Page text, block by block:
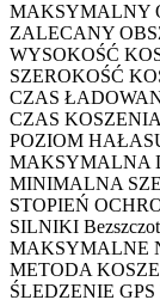
MAKSYMALNY
ZALECANY
WYSOKOŚĆ
SZEROKOŚĆ
CZAS
CZAS
POZIOM
MAKSYMALNA
MINIMALNA
STOPIEŃ
SILNIKI
MAKSYMALNE
METODA
ŚLEDZENIE GPS